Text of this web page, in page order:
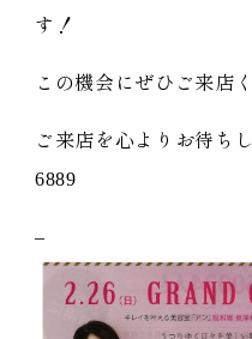
す！
この機会にぜひご来店
ご来店を心よりお待ち
6889
–